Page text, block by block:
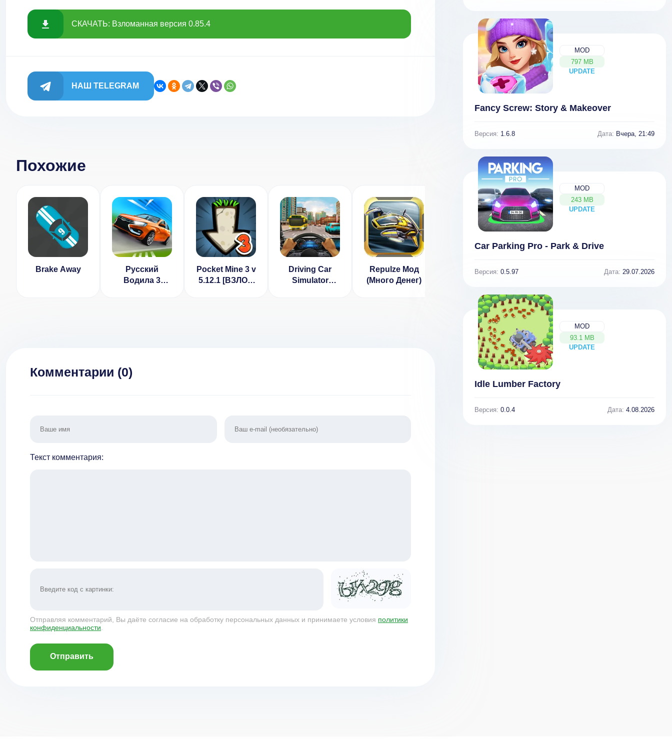
СКАЧАТЬ: Взломанная версия 0.85.4
НАШ TELEGRAM
Похожие
Brake Away
Русский
Водила 3
Pocket Mine 3 v
5.12.1 [ВЗЛОМ
Driving Car
Simulator
Repulze Мод
(Много Денег)
Driving Zone 2
Racing game
[ВЗЛОМ:
Бесконечные
деньги] 1.4.2
Комментарии (0)
Текст комментария:
Отправляя комментарий, Вы даёте согласие на обработку персональных данных и принимаете условия политики
конфиденциальности
Отправить
MOD
797 MB
UPDATE
NEW
Fancy Screw: Story & Makeover
Версия: 1.6.8 Дата: Вчера, 21:49
MOD
243 MB
UPDATE
NEW
Car Parking Pro - Park & Drive
Версия: 0.5.97 Дата: 29.07.2026
MOD
93.1 MB
UPDATE
NEW
Idle Lumber Factory
Версия: 0.0.4 Дата: 4.08.2026